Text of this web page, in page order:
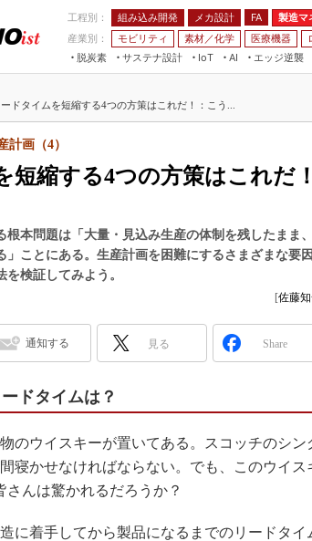
工程別： 組み込み開発 メカ設計 FA 製造マ
産業別：
モビリティ 素材／化学 医療機器
脱炭素
サステナ設計
IoT
つながる工場
つながるサービス
AI
AI×設備保全
エッジ逆襲
JIMTOF
IIFES
ジャパンモビリティショー
TECHNO-FRONTIER
EdgeTech+
つながるクルマ
フィールドサービス
組み込み画像技術
Windows Embedded
ISO26262
3Dプリンタ
デジタルツインと
S＆OP
イノベーション
FA
モビリティ
ードタイムを短縮する4つの方策はこれだ！：こう...
短縮する4つの方策はこれだ！
計画（4）
根本問題は「大量・見込み生産の体制を残したまま
」ことにある。生産計画を困難にするさまざまな要
検証してみよう。
[佐藤
通知する 見る Share
ドタイムは？
のウイスキーが置いてある。スコッチのシン
寝かせなければならない。でも、このウイス
さんは驚かれるだろうか？
に着手してから製品になるまでのリードタイ